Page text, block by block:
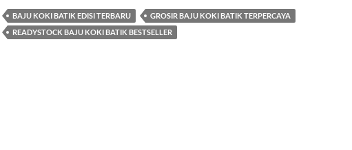
BAJU KOKI BATIK EDISI TERBARU
GROSIR BAJU KOKI BATIK TERPERCAYA
READYSTOCK BAJU KOKI BATIK BESTSELLER